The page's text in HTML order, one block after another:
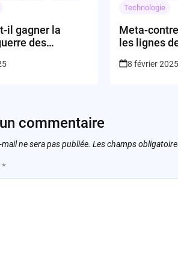
il gagner la
des
Technologie
Meta-
les lignes
8 février 2025
commentaire
ne sera pas publiée. Les champs
*